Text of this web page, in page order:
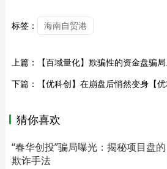
标签： 海南自贸港
上篇：
【百域量化】欺骗性的资金盘骗局。它利用“量化交易”这
下篇：
【优科创】在崩盘后悄然变身【优利商务】这一换汤不
猜你喜欢
“春华创投”骗局曝光：揭秘项目盘的
欺诈手法